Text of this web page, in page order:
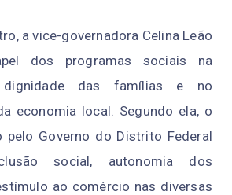
a vice-governadora Celina Leão
dos programas sociais na
das famílias e no
economia local. Segundo ela, o
pelo Governo do Distrito Federal
social, autonomia dos
ao comércio nas diversas